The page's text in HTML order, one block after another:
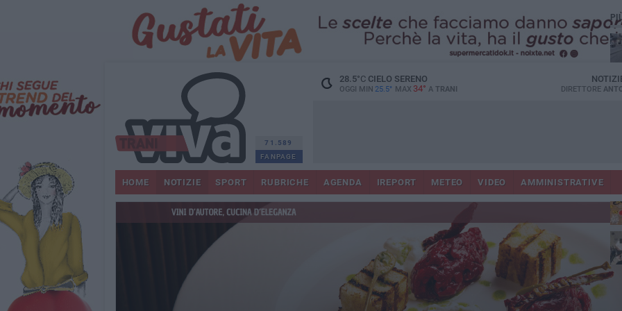
71.589
FANPAGE
28.5°CCIELO SERENO
OGGI MIN 25.5° MAX 34° A TRANI DIRETTORE
HOME NOTIZIE SPORT RUBRICHE AGENDA IREPORT METEO VIDEO AMMINISTRATIVE